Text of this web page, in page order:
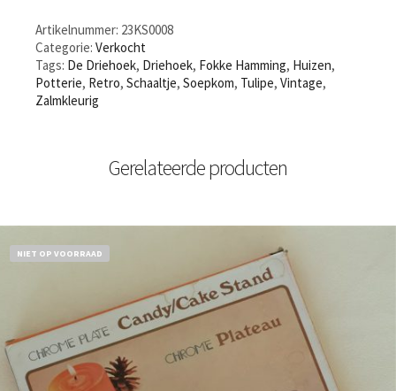
Artikelnummer: 23KS0008
Categorie: Verkocht
Tags: De Driehoek, Driehoek, Fokke Hamming, Huizen,
Potterie, Retro, Schaaltje, Soepkom, Tulipe, Vintage,
Zalmkleurig
Gerelateerde producten
NIET OP VOORRAAD